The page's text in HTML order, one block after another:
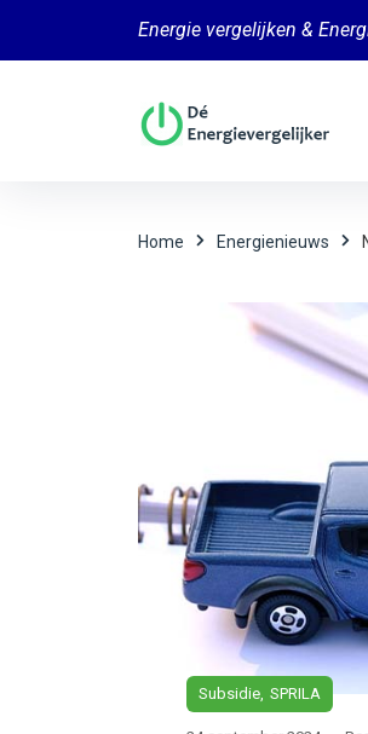
Energie vergelijken &
Home Energienieuws
Subsidie SPRILA